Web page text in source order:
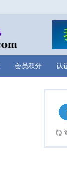
会员积分 认